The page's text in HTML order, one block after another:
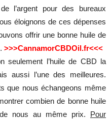
l’argent pour des bureaux
éloignons de ces dépenses
offrir une bonne huile de
>>>CannamorCBDOil.fr<<<
seulement l’huile de CBD la
aussi l’une des meilleures.
que nous échangeons même
combien de bonne huile
nous au même prix. Pour